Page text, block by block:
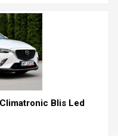
Blis Led